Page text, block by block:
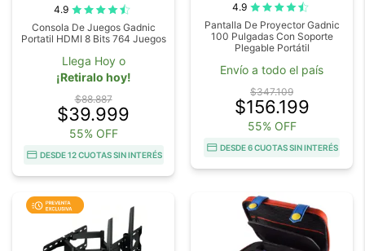
4.9
Consola De Juegos Gadnic
Portatil HDMI 8 Bits 764 Juegos
Llega Hoy o
¡Retiralo hoy!
$88.887
$39.999
55% OFF
DESDE 12 CUOTAS SIN INTERÉS
4.9
Pantalla De Proyector Gadnic
100 Pulgadas Con Soporte
Plegable Portátil
Envío a todo el país
$347.109
$156.199
55% OFF
DESDE 6 CUOTAS SIN INTERÉS